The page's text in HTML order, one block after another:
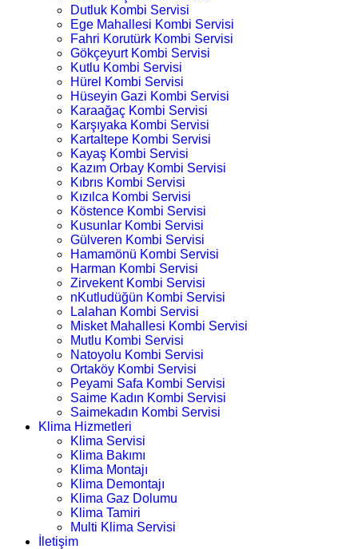
Dutluk Kombi Servisi
Ege Mahallesi Kombi Servisi
Fahri Korutürk Kombi Servisi
Gökçeyurt Kombi Servisi
Kutlu Kombi Servisi
Hürel Kombi Servisi
Hüseyin Gazi Kombi Servisi
Karaağaç Kombi Servisi
Karşıyaka Kombi Servisi
Kartaltepe Kombi Servisi
Kayaş Kombi Servisi
Kazım Orbay Kombi Servisi
Kıbrıs Kombi Servisi
Kızılca Kombi Servisi
Köstence Kombi Servisi
Kusunlar Kombi Servisi
Gülveren Kombi Servisi
Hamamönü Kombi Servisi
Harman Kombi Servisi
Zirvekent Kombi Servisi
nKutludüğün Kombi Servisi
Lalahan Kombi Servisi
Misket Mahallesi Kombi Servisi
Mutlu Kombi Servisi
Natoyolu Kombi Servisi
Ortaköy Kombi Servisi
Peyami Safa Kombi Servisi
Saime Kadın Kombi Servisi
Saimekadın Kombi Servisi
Klima Hizmetleri
Klima Servisi
Klima Bakımı
Klima Montajı
Klima Demontajı
Klima Gaz Dolumu
Klima Tamiri
Multi Klima Servisi
İletişim